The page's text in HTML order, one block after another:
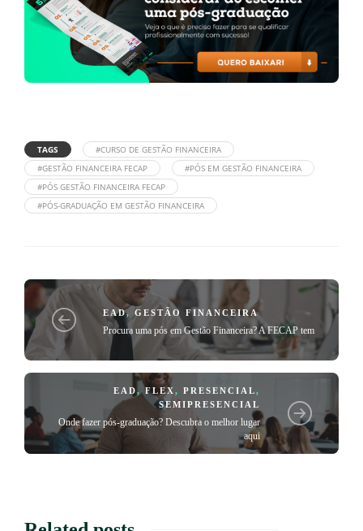
TAGS
#CURSO DE GESTÃO FINANCEIRA
#GESTÃO FINANCEIRA FECAP
#PÓS EM GESTÃO FINANCEIRA
#PÓS GESTÃO FINANCEIRA FECAP
#PÓS-GRADUAÇÃO EM GESTÃO FINANCEIRA
EAD, GESTÃO FINANCEIRA
Procura uma pós em Gestão Financeira? A FECAP tem
EAD,FLEX, PRESENCIAL,
SEMIPRESENCIAL
Onde fazer pós-graduação? Descubra o melhor lugar
aqui